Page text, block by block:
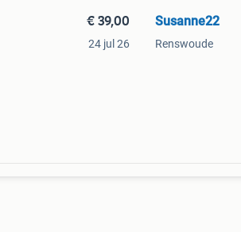
€ 39,00
24 jul 26
Susanne22
Renswoude